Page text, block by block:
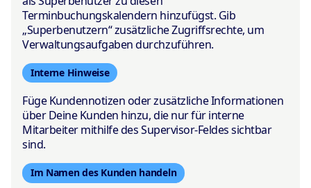
Terminbuchungskalendern hinzufügst. Gib
„Superbenutzern“ zusätzliche Zugriffsrechte, um
Verwaltungsaufgaben durchzuführen.
Interne Hinweise
Füge Kundennotizen oder zusätzliche Informationen
über Deine Kunden hinzu, die nur für interne
Mitarbeiter mithilfe des Supervisor-Feldes sichtbar
sind.
Im Namen des Kunden handeln